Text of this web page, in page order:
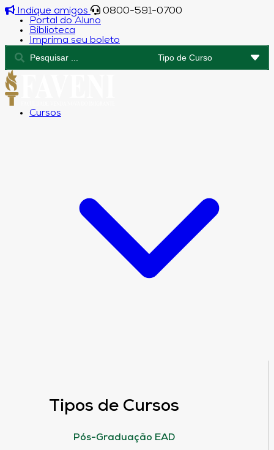
Indique amigos
0800-591-0700
Portal do Aluno
Biblioteca
Imprima seu boleto
Cursos
Tipos de Cursos
Pós-Graduação EAD